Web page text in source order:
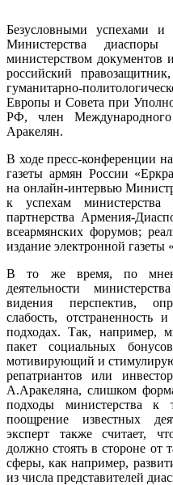
Безусловными успехами и
Министерства
министерством документов
российский
гуманитарно-
Европы и Совета при
РФ, член
Аракелян.
В ходе пресс-конференции
газеты армян России
на онлайн-интервью
к успехам министерства
партнерства Армения-
всеармянских форумов;
издание электронной газеты
В то же время, по
деятельности
видения перспектив,
слабость,
подходах. Так, например,
пакет социальных
мотивирующий и
репатриантов или
А.Аракеляна, слишком
подходы министерства к
поощрение известных
эксперт также считает,
должно стоять в стороне от
сферы, как например,
из числа представителей